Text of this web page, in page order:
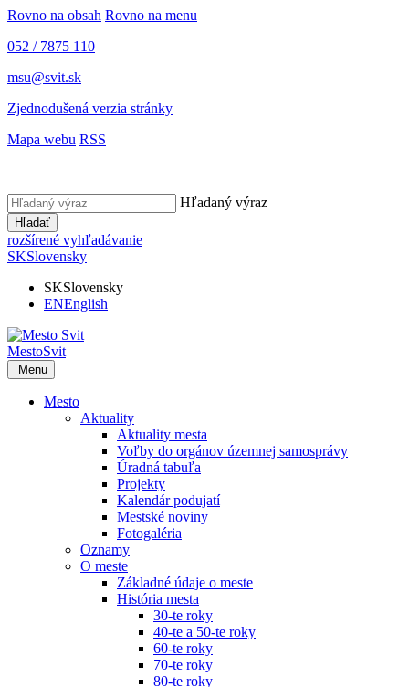
Rovno na obsah Rovno na menu
052 / 7875 110
msu@svit.sk
Zjednodušená verzia stránky
Mapa webu RSS
Hľadaný výraz
Hľadať
rozšírené vyhľadávanie
SKSlovensky
SKSlovensky
ENEnglish
MestoSvit
Menu
Mesto
Aktuality
Aktuality mesta
Voľby do orgánov územnej samosprávy
Úradná tabuľa
Projekty
Kalendár podujatí
Mestské noviny
Fotogaléria
Oznamy
O meste
Základné údaje o meste
História mesta
30-te roky
40-te a 50-te roky
60-te roky
70-te roky
80-te roky